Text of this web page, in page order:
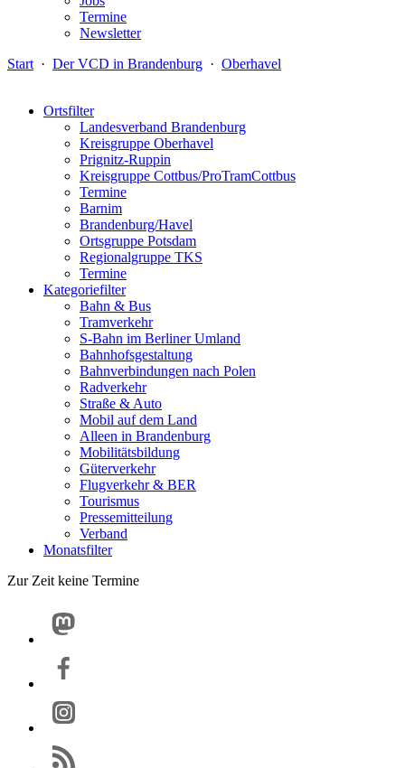
Termine
Newsletter
Start · Der VCD in Brandenburg · Oberhavel
Ortsfilter
Landesverband Brandenburg
Kreisgruppe Oberhavel
Prignitz-Ruppin
Kreisgruppe Cottbus/ProTramCottbus
Termine
Barnim
Brandenburg/Havel
Ortsgruppe Potsdam
Regionalgruppe TKS
Termine
Kategoriefilter
Bahn & Bus
Tramverkehr
S-Bahn im Berliner Umland
Bahnhofsgestaltung
Bahnverbindungen nach Polen
Radverkehr
Straße & Auto
Mobil auf dem Land
Alleen in Brandenburg
Mobilitätsbildung
Güterverkehr
Flugverkehr & BER
Tourismus
Pressemitteilung
Verband
Monatsfilter
Zur Zeit keine Termine